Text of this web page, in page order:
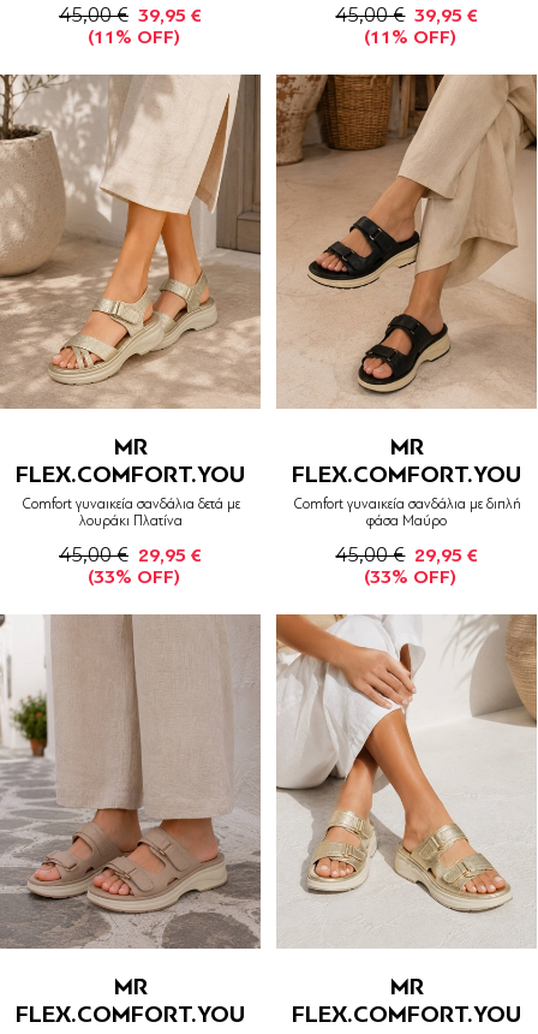
45,00 € 39,95 €
(11% OFF)
45,00 € 39,95 €
(11% OFF)
MR
FLEX.COMFORT.YOU
Comfort γυναικεία σανδάλια δετά με
λουράκι Πλατίνα
45,00 € 29,95 €
(33% OFF)
MR
FLEX.COMFORT.YOU
Comfort γυναικεία σανδάλια με διπλή
φάσα Μαύρο
45,00 € 29,95 €
(33% OFF)
MR
FLEX.COMFORT.YOU
MR
FLEX.COMFORT.YOU